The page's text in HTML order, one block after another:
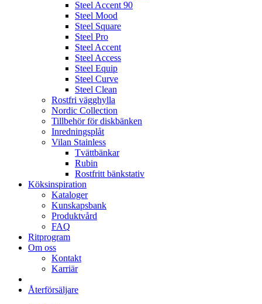
Steel Accent 90
Steel Mood
Steel Square
Steel Pro
Steel Accent
Steel Access
Steel Equip
Steel Curve
Steel Clean
Rostfri vägghylla
Nordic Collection
Tillbehör för diskbänken
Inredningsplåt
Vilan Stainless
Tvättbänkar
Rubin
Rostfritt bänkstativ
Köksinspiration
Kataloger
Kunskapsbank
Produktvård
FAQ
Ritprogram
Om oss
Kontakt
Karriär
Återförsäljare